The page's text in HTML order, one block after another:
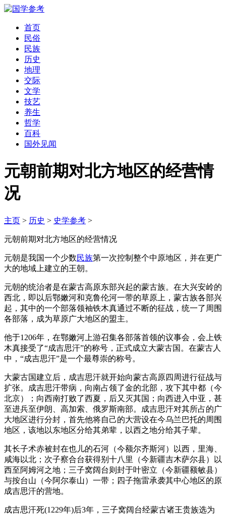
首页
民俗
民族
历史
地理
交际
文学
技艺
养生
哲学
百科
国外见闻
元朝前期对北方地区的经营情
况
主页 > 历史 > 史学参考 >
元朝前期对北方地区的经营情况
元朝是我国一个少数民族第一次控制整个中原地区，并在更广
大的地域上建立的王朝。
元朝的统治者是在蒙古高原东部兴起的蒙古族。在大兴安岭的
西北，即以后鄂嫩河和克鲁伦河一带的草原上，蒙古族各部兴
起，其中的一个部落领袖铁木真通过不断的征战，统一了周围
各部落，成为草原广大地区的盟主。
他于1206年，在鄂嫩河上游召集各部落首领的议事会，会上铁
木真接受了“成吉思汗”的称号，正式成立大蒙古国。在蒙古人
中，“成吉思汗”是一个最尊崇的称号。
大蒙古国建立后，成吉思汗就开始向蒙古高原四周进行征战与
扩张。成吉思汗带病，向南占领了金的北部，攻下其中都（今
北京）；向西南打败了西夏，后又灭其国；向西进入中亚，甚
至进兵至伊朗、高加索、俄罗斯南部。成吉思汗对其所占的广
大地区进行分封，首先他将自己的大营设在今乌兰巴托的周围
地区，该地以东地区分给其弟辈，以西之地分给其子辈。
其长子术赤被封在也儿的石河（今额尔齐斯河）以西，里海、
咸海以北；次子察合台获得别十八里（今新疆吉木萨尔县）以
西至阿姆河之地；三子窝阔台则封于叶密立（今新疆额敏县）
与按台山（今阿尔泰山）一带；四子拖雷承袭其中心地区的原
成吉思汗的营地。
成吉思汗死(1229年)后3年，三子窝阔台经蒙古诸王贵族选为